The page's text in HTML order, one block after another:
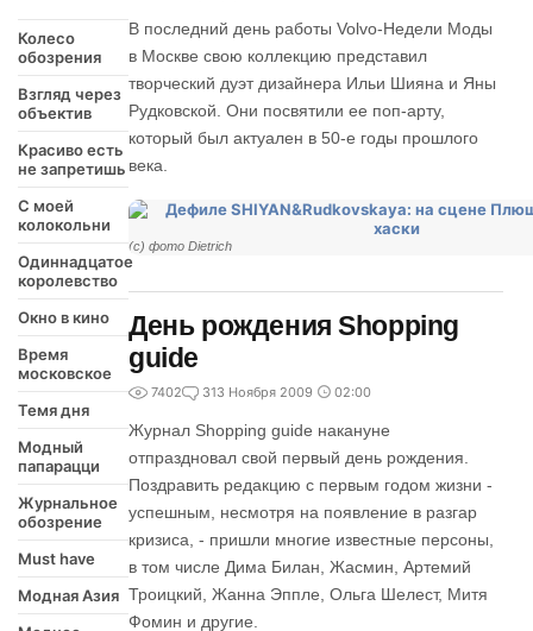
Колесо
обозрения
Взгляд через
объектив
Красиво есть
не запретишь
С моей
колокольни
Одиннадцатое
королевство
Окно в кино
Время
московское
Темя дня
Модный
папарацци
Журнальное
обозрение
Must have
Модная Азия
В последний день работы Volvo-Недели Моды
в Москве свою коллекцию представил
творческий дуэт дизайнера Ильи Шияна и Яны
Рудковской. Они посвятили ее поп-арту,
который был актуален в 50-е годы прошлого
века.
(c) фото Dietrich
День рождения Shopping
guide
7402 313 Ноября 2009 02:00
Журнал Shopping guide накануне
отпраздновал свой первый день рождения.
Поздравить редакцию с первым годом жизни -
успешным, несмотря на появление в разгар
кризиса, - пришли многие известные персоны,
в том числе Дима Билан, Жасмин, Артемий
Троицкий, Жанна Эппле, Ольга Шелест, Митя
Фомин и другие.